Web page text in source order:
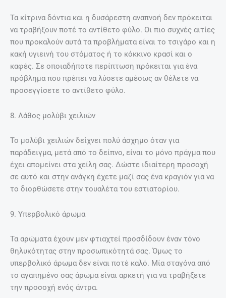
Τα κίτρινα δόντια και η δυσάρεστη αναπνοή δεν πρόκειται
να τραβήξουν ποτέ το αντίθετο φύλο. Οι πιο συχνές αιτίες
που προκαλούν αυτά τα προβλήματα είναι το τσιγάρο και η
κακή υγιεινή του στόματος ή το κόκκινο κρασί και ο
καφές. Σε οποιαδήποτε περίπτωση πρόκειται για ένα
πρόβλημα που πρέπει να λύσετε αμέσως αν θέλετε να
προσεγγίσετε το αντίθετο φύλο.
8. Λάθος μολύβι χειλιών
Το μολύβι χειλιών δείχνει πολύ άσχημο όταν για
παράδειγμα, μετά από το δείπνο, είναι το μόνο πράγμα που
έχει απομείνει στα χείλη σας. Δώστε ιδιαίτερη προσοχή
σε αυτό και στην ανάγκη έχετε μαζί σας ένα κραγιόν για να
το διορθώσετε στην τουαλέτα του εστιατορίου.
9. Υπερβολικό άρωμα
Τα αρώματα έχουν μεν φτιαχτεί προσδίδουν έναν τόνο
θηλυκότητας στην προσωπικότητά σας. Όμως το
υπερβολικό άρωμα δεν είναι ποτέ καλό. Μία σταγόνα από
το αγαπημένο σας άρωμα είναι αρκετή για να τραβήξετε
την προσοχή ενός άντρα.